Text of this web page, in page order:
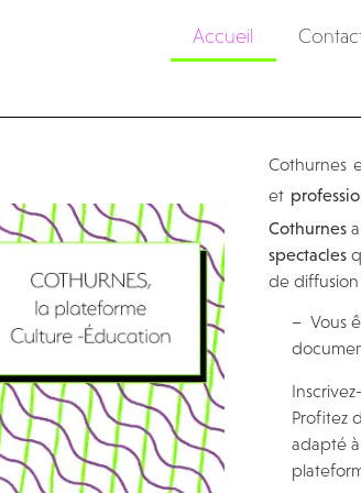
Accueil
Cothurnes
et
Cothurnesa
spectacles
de
– Vous
Profitez
adapté